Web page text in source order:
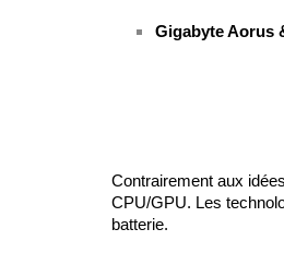
Gigabyte Aorus
Contrairement aux
CPU/GPU. Les
batterie.